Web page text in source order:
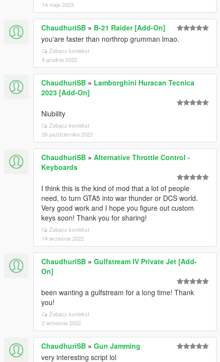
14 maja 2023
ChaudhuriSB » B-21 Raider [Add-On]
you'are faster than northrop grumman lmao.
Zobacz kontekst
8 grudnia 2022
ChaudhuriSB » Lamborghini Huracan Tecnica
2023 [Add-On]
Niubility
Zobacz kontekst
26 października 2022
ChaudhuriSB » Alternative Throttle Control -
Keyboards
I think this is the kind of mod that a lot of people
need, to turn GTA5 into war thunder or DCS world.
Very good work and I hope you figure out custom
keys soon! Thank you for sharing!
Zobacz kontekst
14 września 2022
ChaudhuriSB » Gulfstream IV Private Jet [Add-
On]
been wanting a gulfstream for a long time! Thank
you!
Zobacz kontekst
2 września 2022
ChaudhuriSB » Gun Jamming
very interesting script lol